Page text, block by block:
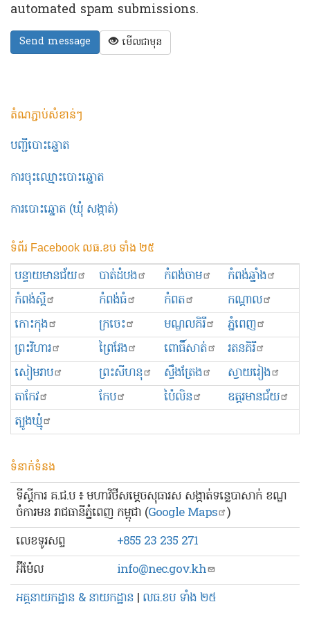
automated spam submissions.
Send message មើល​ជា​មុន
តំណភ្ជាប់សំខាន់ៗ
បញ្ជីបោះឆ្នោត
ការចុះឈ្មោះបោះឆ្នោត
ការបោះឆ្នោត (ឃុំ សង្កាត់)
ទំព័រ Facebook លធ.ខប ទាំង ២៥
បន្ទាយមានជ័យ បាត់ដំបង កំពង់ចាម
កំពង់ឆ្នាំង
កំពង់ស្ពឺ
កំពង់ធំ កំពត
កណ្ដាល
កោះកុង
ក្រចេះ មណ្ឌលគិរី
ភ្នំពេញ
ព្រះ​វិហារ
ព្រៃវែង ពោធិ៍សាត់
រតនគិរី
សៀមរាប
ព្រះសីហនុ ស្ទឹងត្រែង
ស្វាយរៀង
តាកែវ
កែប ប៉ៃលិន
ឧត្ដរមានជ័យ
ត្បូងឃ្មុំ
ទំនាក់ទំនង
ទីស្ដីការ គ.ជ.ប ៖ មហាវិថីសម្ដេចសុធារស សង្កាត់ទន្លេបាសាក់ ខណ្ឌ
ចំការមន រាជធានីភ្នំពេញ កម្ពុជា (Google Maps )
លេខ​ទូរសព្ទ
+855 23 235 271
អ៊ីម៉ែល
info@nec.gov.kh
អគ្គនាយកដ្ឋាន & នាយកដ្ឋាន | លធ.ខប ទាំង ២៥